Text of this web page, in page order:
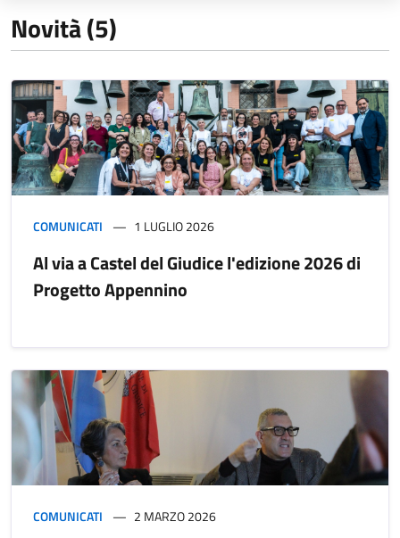
Novità (5)
COMUNICATI 1 LUGLIO 2026
Al via a Castel del Giudice l'edizione 2026 di
Progetto Appennino
COMUNICATI 2 MARZO 2026